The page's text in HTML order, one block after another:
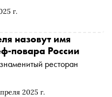
г.
2025 г.
назовут имя
повара России
ресторан